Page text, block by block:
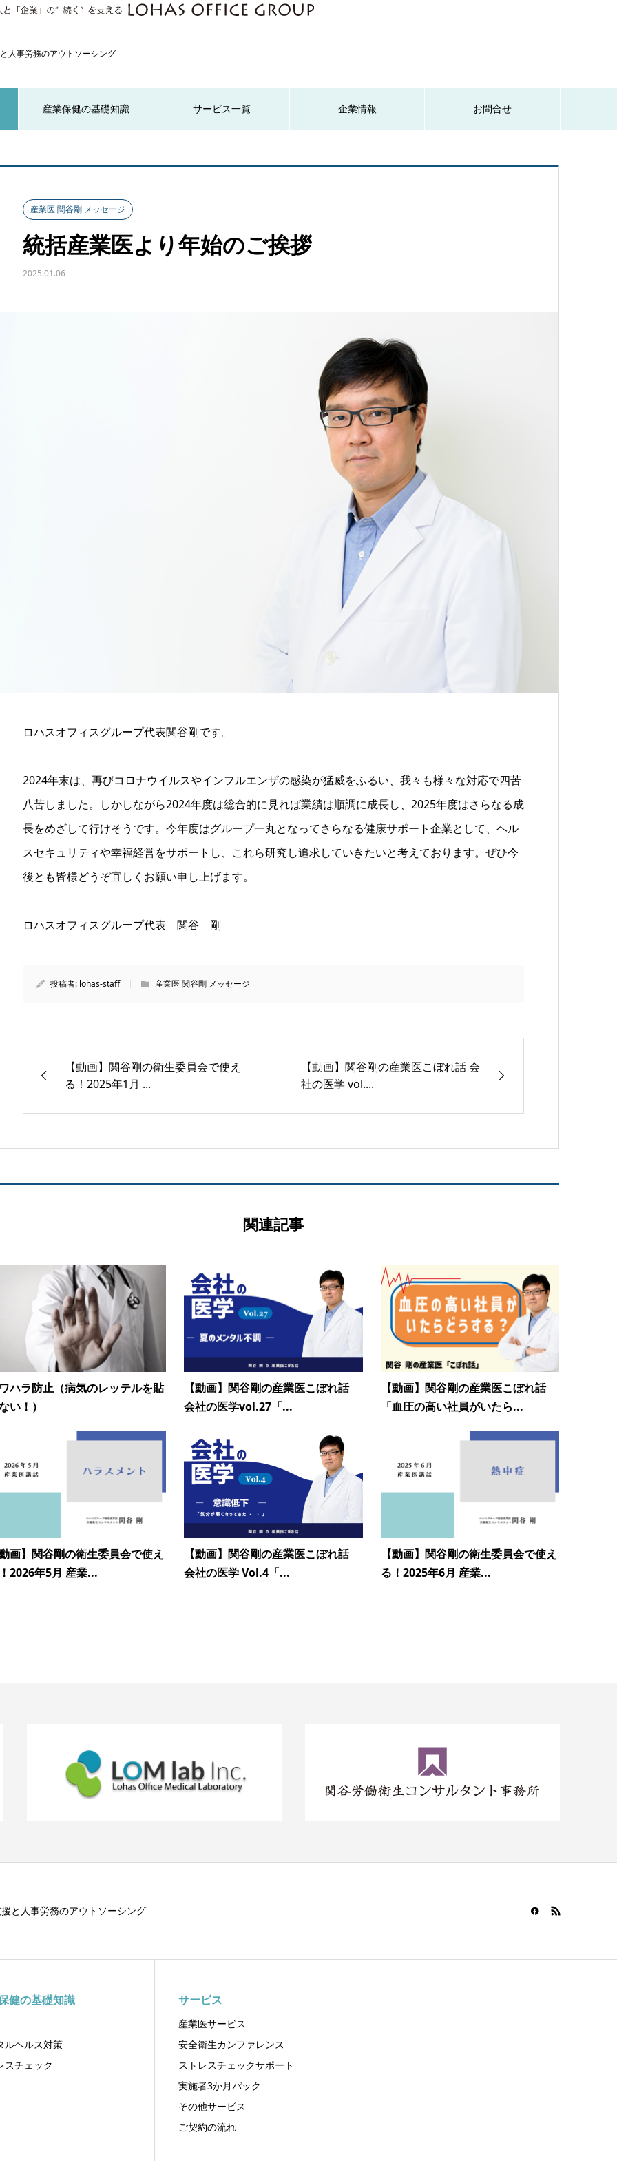
人事労務のアウトソーシング
産業保健の基礎知識 サービス一覧 企業情報 お問合せ
産業医 関谷剛 メッセージ
統括産業医より年始のご挨拶
2025.01.06
ロハスオフィスグループ代表関谷剛です。
2024年末は、再びコロナウイルスやインフルエンザの感染が猛威をふるい、我々も様々な対応で四苦
八苦しました。しかしながら2024年度は総合的に見れば業績は順調に成長し、2025年度はさらなる成
長をめざして行けそうです。今年度はグループ一丸となってさらなる健康サポート企業として、ヘル
スセキュリティや幸福経営をサポートし、これら研究し追求していきたいと考えております。ぜひ今
後とも皆様どうぞ宜しくお願い申し上げます。
ロハスオフィスグループ代表 関谷 剛
投稿者: lohas-staff 産業医 関谷剛 メッセージ
【動画】関谷剛の衛生委員会で使え
る！2025年1月 ...
【動画】関谷剛の産業医こぼれ話 会
社の医学 vol....
関連記事
ハラ防止（病気のレッテルを貼
い！）
【動画】関谷剛の産業医こぼれ話
会社の医学vol.27「...
【動画】関谷剛の産業医こぼれ話
「血圧の高い社員がいたら...
画】関谷剛の衛生委員会で使え
2026年5月 産業...
【動画】関谷剛の産業医こぼれ話
会社の医学 Vol.4「...
【動画】関谷剛の衛生委員会で使え
る！2025年6月 産業...
と人事労務のアウトソーシング
健の基礎知識
ルヘルス対策
スチェック
サービス
産業医サービス
安全衛生カンファレンス
ストレスチェックサポート
実施者3か月パック
その他サービス
ご契約の流れ